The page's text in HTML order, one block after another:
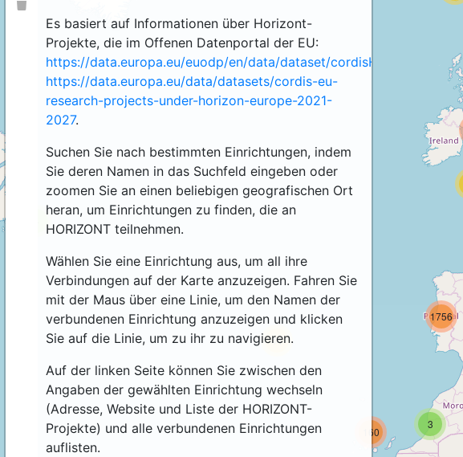
Es basiert auf Informationen über Horizont-
Projekte, die im Offenen Datenportal der EU:
https://data.europa.eu/euodp/en/data/dataset/cordisH2020projects.
https://data.europa.eu/data/datasets/cordis-eu-
research-projects-under-horizon-europe-2021-
2027.
Suchen Sie nach bestimmten Einrichtungen, indem
Sie deren Namen in das Suchfeld eingeben oder
zoomen Sie an einen beliebigen geografischen Ort
heran, um Einrichtungen zu finden, die an
HORIZONT teilnehmen.
Wählen Sie eine Einrichtung aus, um all ihre
Verbindungen auf der Karte anzuzeigen. Fahren Sie
mit der Maus über eine Linie, um den Namen der
verbundenen Einrichtung anzuzeigen und klicken
Sie auf die Linie, um zu ihr zu navigieren.
Auf der linken Seite können Sie zwischen den
Angaben der gewählten Einrichtung wechseln
(Adresse, Website und Liste der HORIZONT-
Projekte) und alle verbundenen Einrichtungen
auflisten.
3
44
160
1756